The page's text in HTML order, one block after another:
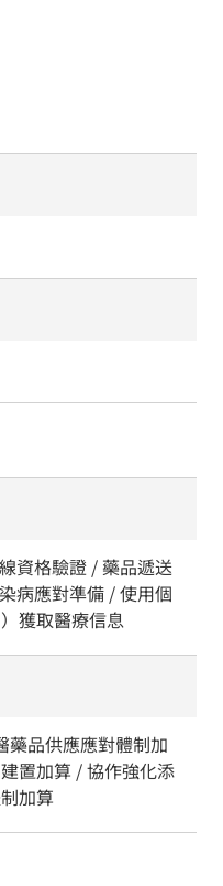
資格驗證 / 藥品遞送
病應對準備 / 使用個
獲取醫療信息
藥品供應應對體制加
置加算 / 協作強化添
加算